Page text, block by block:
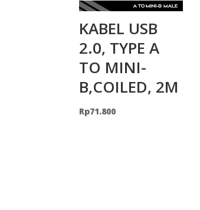
KABEL USB
2.0, TYPE A
TO MINI-
B,COILED, 2M
Rp71.800